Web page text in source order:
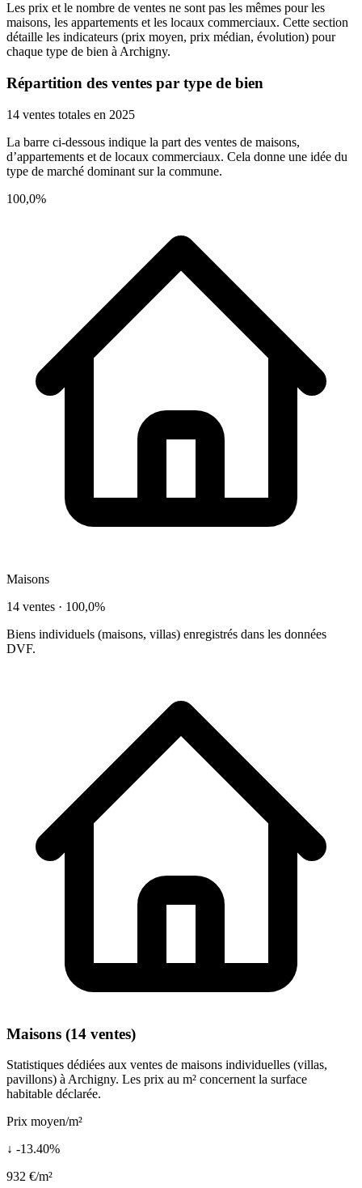
Les prix et le nombre de ventes ne sont pas les mêmes pour les
maisons, les appartements et les locaux commerciaux. Cette section
détaille les indicateurs (prix moyen, prix médian, évolution) pour
chaque type de bien à Archigny.
Répartition des ventes par type de bien
14 ventes totales en 2025
La barre ci-dessous indique la part des ventes de maisons,
d’appartements et de locaux commerciaux. Cela donne une idée du
type de marché dominant sur la commune.
100,0%
Maisons
14 ventes · 100,0%
Biens individuels (maisons, villas) enregistrés dans les données
DVF.
Maisons (14 ventes)
Statistiques dédiées aux ventes de maisons individuelles (villas,
pavillons) à Archigny. Les prix au m² concernent la surface
habitable déclarée.
Prix moyen/m²
↓ -13.40%
932 €/m²